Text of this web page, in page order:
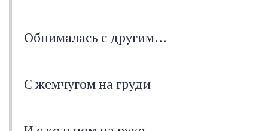
Обнималась с другим…
С жемчугом на груди